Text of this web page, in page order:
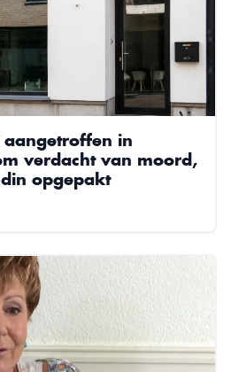
aangetroffen in
verdacht van moord,
opgepakt